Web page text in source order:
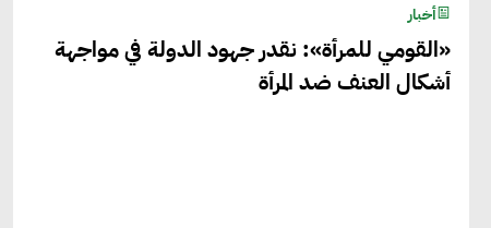
أخبار
«القومي للمرأة»: نقدر جهود الدولة في مواجهة
أشكال العنف ضد المرأة